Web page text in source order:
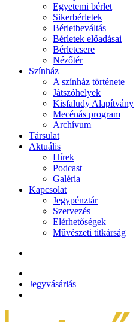
Egyetemi bérlet
Sikerbérletek
Bérletbeváltás
Bérletek előadásai
Bérletcsere
Nézőtér
Színház
A színház története
Játszóhelyek
Kisfaludy Alapítvány
Mecénás program
Archívum
Társulat
Aktuális
Hírek
Podcast
Galéria
Kapcsolat
Jegypénztár
Szervezés
Elérhetőségek
Művészeti titkárság
Jegyvásárlás